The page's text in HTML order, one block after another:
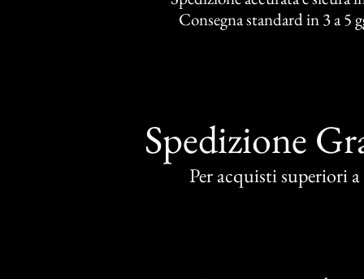
Consegna standard in 3 a 5
Spedizione
Per acquisti superiori